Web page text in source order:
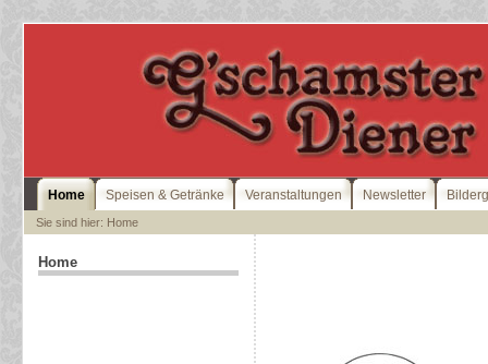
Home Speisen & Getränke Veranstaltungen Newsletter
Sie sind hier: Home
Home